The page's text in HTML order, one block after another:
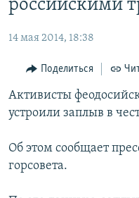
главной
Вернутся
поиску
11 ЛЕТ ОККУПАЦИИ
ЕЩЕ
ИНТЕРАКТИВ
ИНФОГРАФИКА
ТЕЛЕПРОЕКТ КРЫМ.РЕАЛИИ
СОВЕТЫ
ПРОПАВШИЕ БЕЗ ВЕСТИ
РАДІО СВОБОДА
КАК ОБОЙТИ
российскими
14 мая 2014, 18:38
Поделиться
Активисты
устроили заплыв в
Об этом сообщает
горсовета.